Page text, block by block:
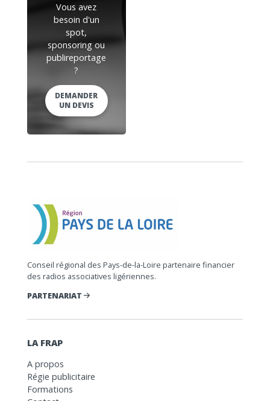
Vous avez
besoin d'un
spot,
sponsoring ou
publireportage
?
DEMANDER
UN DEVIS
Conseil régional des Pays-de-la-Loire partenaire financier
des radios associatives ligériennes.
PARTENARIAT
LA FRAP
A propos
Régie publicitaire
Formations